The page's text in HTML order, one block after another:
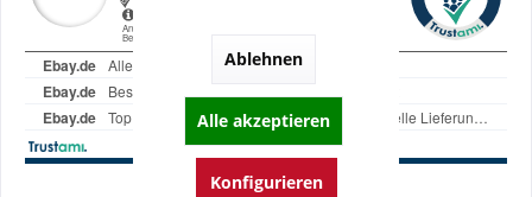
Ablehnen
Alle akzeptieren
Konfigurieren